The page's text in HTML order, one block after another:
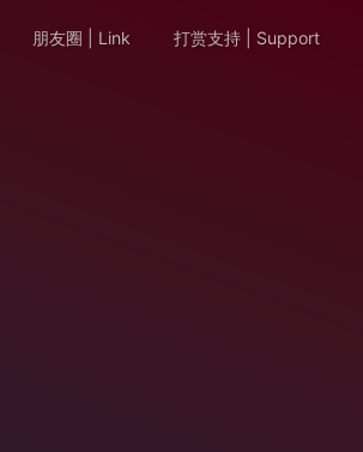
朋友圈 | Link 打赏支持 | Support